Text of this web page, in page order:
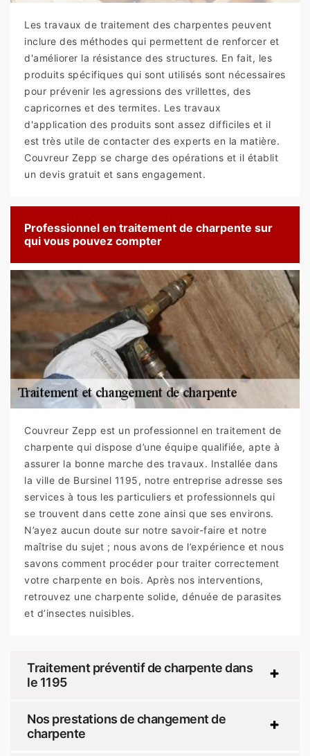
Les travaux de traitement des charpentes peuvent
inclure des méthodes qui permettent de renforcer et
d'améliorer la résistance des structures. En fait, les
produits spécifiques qui sont utilisés sont nécessaires
pour prévenir les agressions des vrillettes, des
capricornes et des termites. Les travaux
d'application des produits sont assez difficiles et il
est très utile de contacter des experts en la matière.
Couvreur Zepp se charge des opérations et il établit
un devis gratuit et sans engagement.
Professionnel en traitement de charpente sur
qui vous pouvez compter
Couvreur Zepp est un professionnel en traitement de
charpente qui dispose d’une équipe qualifiée, apte à
assurer la bonne marche des travaux. Installée dans
la ville de Bursinel 1195, notre entreprise adresse ses
services à tous les particuliers et professionnels qui
se trouvent dans cette zone ainsi que ses environs.
N’ayez aucun doute sur notre savoir-faire et notre
maîtrise du sujet ; nous avons de l’expérience et nous
savons comment procéder pour traiter correctement
votre charpente en bois. Après nos interventions,
retrouvez une charpente solide, dénuée de parasites
et d’insectes nuisibles.
Traitement préventif de charpente dans
le 1195
Nos prestations de changement de
charpente